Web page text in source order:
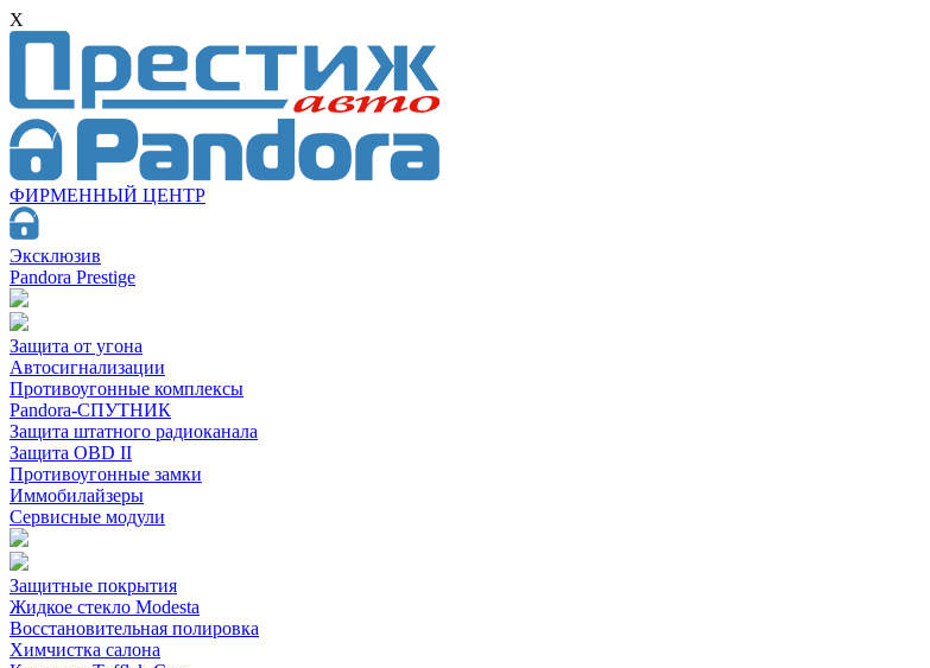
X
ФИРМЕННЫЙ ЦЕНТР
Эксклюзив
Pandora Prestige
Защита от угона
Автосигнализации
Противоугонные комплексы
Pandora-СПУТНИК
Защита штатного радиоканала
Защита OBD II
Противоугонные замки
Иммобилайзеры
Сервисные модули
Защитные покрытия
Жидкое стекло Modesta
Восстановительная полировка
Химчистка салона